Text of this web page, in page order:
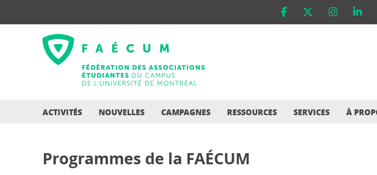
ACTIVITÉS NOUVELLES CAMPAGNES RESSOURCES SERVICES À
Programmes de la FAÉCUM